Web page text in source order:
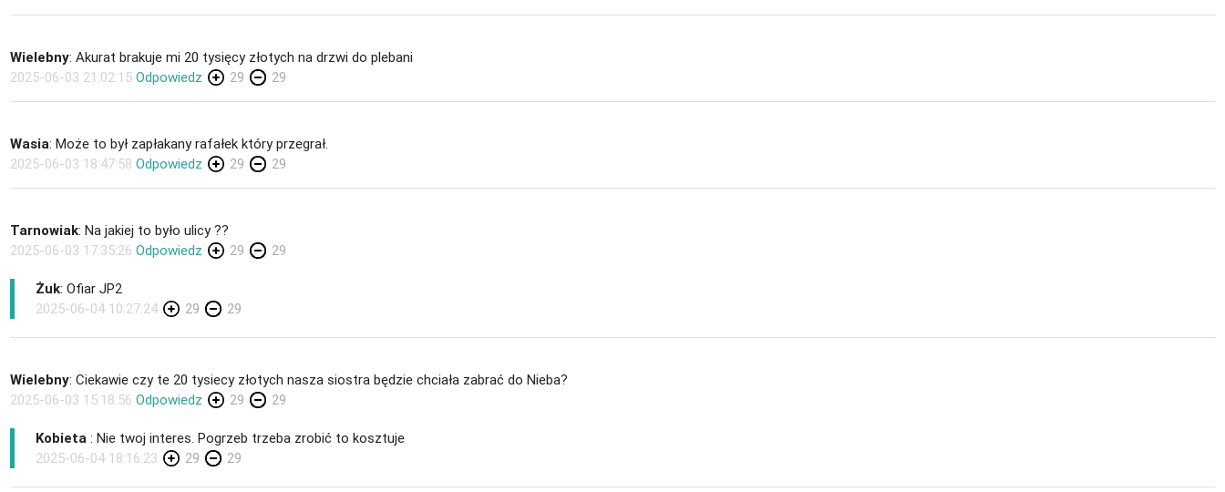
Wielebny: Akurat brakuje mi 20 tysięcy złotych na drzwi do plebani
2025-06-03 21:02:15 Odpowiedz 29 29
Wasia: Może to był zapłakany rafałek który przegrał.
2025-06-03 18:47:58 Odpowiedz 29 29
Tarnowiak: Na jakiej to było ulicy ??
2025-06-03 17:35:26 Odpowiedz 29 29
Żuk: Ofiar JP2
2025-06-04 10:27:24
29 29
Wielebny: Ciekawie czy te 20 tysiecy złotych nasza siostra będzie chciała zabrać do Nieba?
2025-06-03 15:18:56 Odpowiedz 29 29
Kobieta : Nie twoj interes. Pogrzeb trzeba zrobić to kosztuje
2025-06-04 18:16:23
29 29